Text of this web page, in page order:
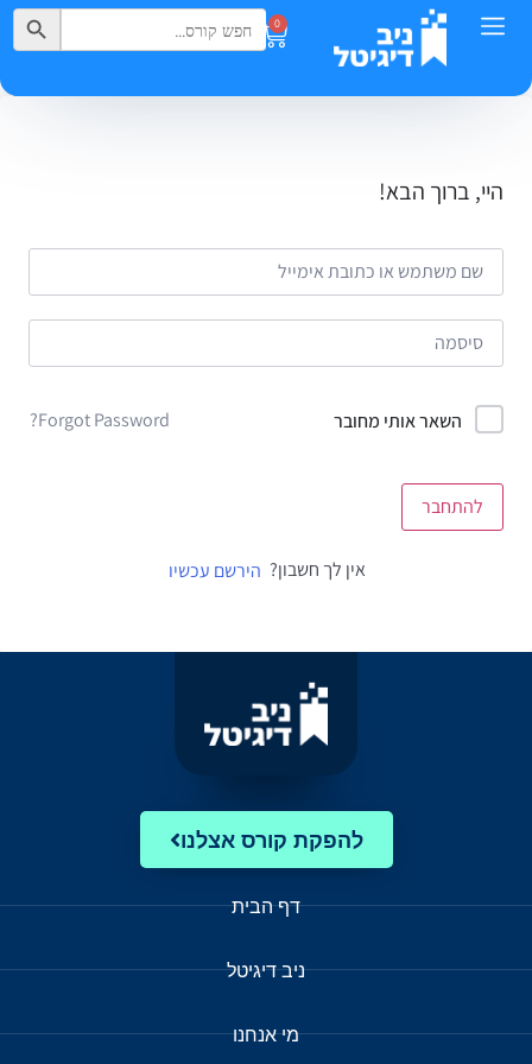
0
Search
for:
Search Button
היי, ברוך הבא!
השאר אותי מחובר Forgot Password?
להתחבר
אין לך חשבון? הירשם עכשיו
להפקת קורס אצלנו
דף הבית
ניב דיגיטל
מי אנחנו